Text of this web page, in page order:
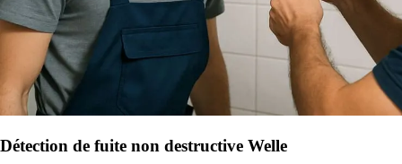
Détection de fuite non destructive Welle